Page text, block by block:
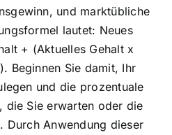
und marktübliche
lautet: Neues
+ (Aktuelles Gehalt x
Beginnen Sie damit, Ihr
und die prozentuale
die Sie erwarten oder die
Durch Anwendung dieser